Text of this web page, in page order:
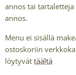
annos tai
annos.
Menu ei sisällä
ostoskoriin
löytyvät täältä